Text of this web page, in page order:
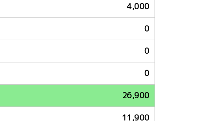
4,000
0
0
0
26,900
11,900